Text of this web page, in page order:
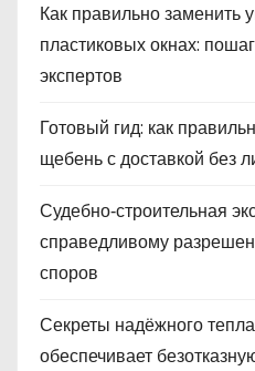
Как правильно заменить
пластиковых окнах:
экспертов
Готовый гид: как
щебень с доставкой без
Судебно‑строительная
справедливому
споров
Секреты надёжного
обеспечивает